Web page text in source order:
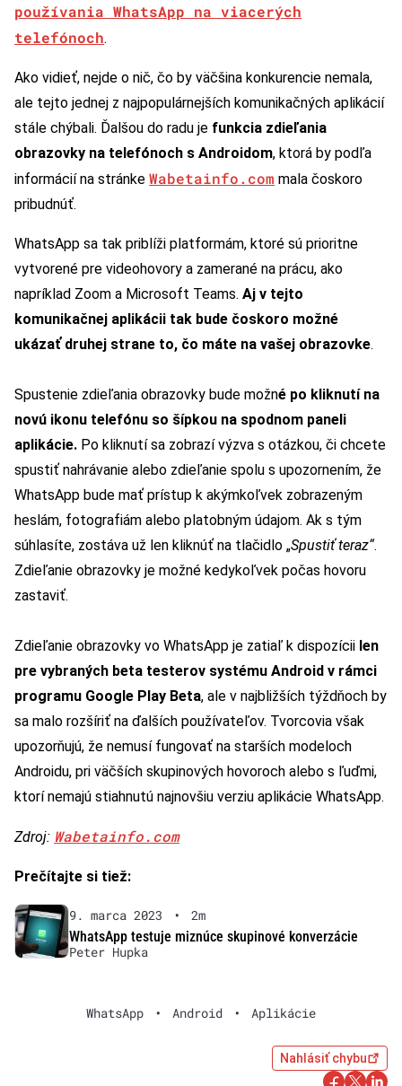
používania WhatsApp na viacerých
telefónoch.
Ako vidieť, nejde o nič, čo by väčšina konkurencie nemala,
ale tejto jednej z najpopulárnejších komunikačných aplikácií
stále chýbali. Ďalšou do radu je funkcia zdieľania
obrazovky na telefónoch s Androidom, ktorá by podľa
informácií na stránke Wabetainfo.com mala čoskoro
pribudnúť.
WhatsApp sa tak priblíži platformám, ktoré sú prioritne
vytvorené pre videohovory a zamerané na prácu, ako
napríklad Zoom a Microsoft Teams. Aj v tejto
komunikačnej aplikácii tak bude čoskoro možné
ukázať druhej strane to, čo máte na vašej obrazovke.
Spustenie zdieľania obrazovky bude možné po kliknutí na
novú ikonu telefónu so šípkou na spodnom paneli
aplikácie. Po kliknutí sa zobrazí výzva s otázkou, či chcete
spustiť nahrávanie alebo zdieľanie spolu s upozornením, že
WhatsApp bude mať prístup k akýmkoľvek zobrazeným
heslám, fotografiám alebo platobným údajom. Ak s tým
súhlasíte, zostáva už len kliknúť na tlačidlo „Spustiť teraz“.
Zdieľanie obrazovky je možné kedykoľvek počas hovoru
zastaviť.
Zdieľanie obrazovky vo WhatsApp je zatiaľ k dispozícii len
pre vybraných beta testerov systému Android v rámci
programu Google Play Beta, ale v najbližších týždňoch by
sa malo rozšíriť na ďalších používateľov. Tvorcovia však
upozorňujú, že nemusí fungovať na starších modeloch
Androidu, pri väčších skupinových hovoroch alebo s ľuďmi,
ktorí nemajú stiahnutú najnovšiu verziu aplikácie WhatsApp.
Zdroj: Wabetainfo.com
Prečítajte si tiež:
9. marca 2023 •
2m
WhatsApp testuje miznúce skupinové konverzácie
Peter Hupka
WhatsApp • Android • Aplikácie
Nahlásiť chybu